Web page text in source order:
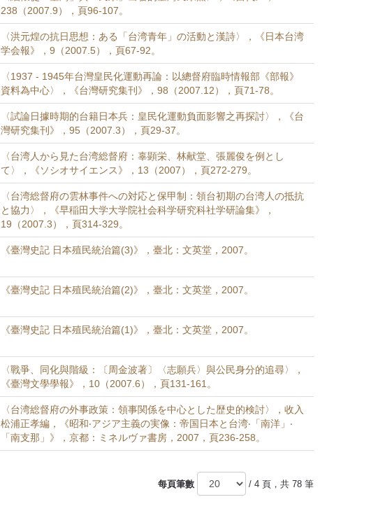
238（2007.9），頁96-107。
〈洪元煌の抗日思想：ある「台湾青年」の活動と漢詩〉，《日本台湾
学会報》，9（2007.5），頁67-92。
〈1937 - 1945年台灣皇民化運動再論：以總督府臨時情報部《部報》
資料為中心〉，《台灣研究集刊》，98（2007.12），頁71-78。
〈試論日據時期的台籍日本兵：皇民化運動負面影響之再探討〉，《台
灣研究集刊》，95（2007.3），頁29-37。
〈台湾人から見た台湾総督府：辜顕栄、林献堂、張麗俊を例とし
て〉，《ソシオサイエンス》，13（2007），頁272-279。
〈台湾総督府の雲林事件への対応と保甲制：領台初期の台湾人の抵抗
と協力〉，《早稲田大学大学院社会科学研究科社学研論集》，
19（2007.3），頁314-329。
《臺灣史記 日本殖民統治篇(3)》，臺北：文英堂，2007。
《臺灣史記 日本殖民統治篇(2)》，臺北：文英堂，2007。
《臺灣史記 日本殖民統治篇(1)》，臺北：文英堂，2007。
〈戰爭、同化與階級：〔周金波著〕〈志願兵〉與公民身分的追尋〉，
《臺灣文學學報》，10（2007.6），頁131-161。
〈台湾総督府の外事政策：領事関係を中心とした歴史的検討〉，收入
松浦正孝編，《昭和‧アジア主義の実像：帝国日本と台湾‧「南洋」‧
「南支那」》，京都：ミネルヴァ書房，2007，頁236-258。
每頁筆數 / 4 頁，共 78 筆